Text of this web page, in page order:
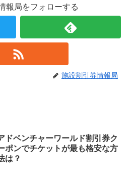
報局をフォローする
施設割引券情報局
ドベンチャーワールド割引券ク
ポンでチケットが最も格安な方
は？